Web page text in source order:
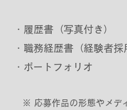
・履歴書（写真付き）
・職務経歴書（経験者採
・ポートフォリオ
※ 応募作品の形態やメデ